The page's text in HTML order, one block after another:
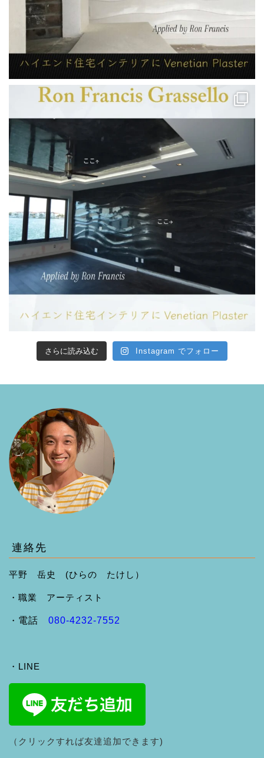
さらに読み込む Instagram でフォロー
連絡先
平野 岳史 (ひらの たけし）
・職業 アーティスト
・ 電話 080-4232-7552
・LINE
（クリックすれば友達追加できます)